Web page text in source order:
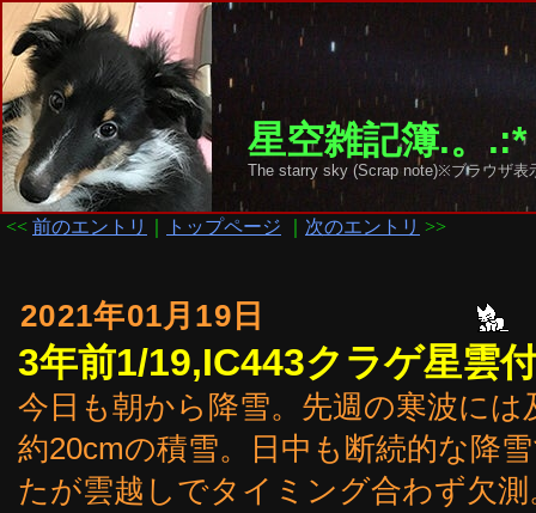
星空雑記簿.。
The starry sky (Scrap note)※ブラウザ
<< 前のエントリ トップページ 次のエントリ >>
2021年01月19日
3年前1/19,IC443クラゲ星雲
今日も朝から降雪。先週の寒波に
約20cmの積雪。日中も断続的な降
たが雲越しでタイミング合わず欠